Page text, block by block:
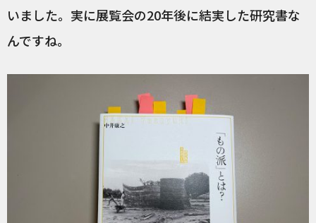
いました。実に展覧会の20年後に結実した研究書な
んですね。